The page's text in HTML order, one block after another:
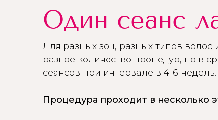
Один сеанс
Для разных зон, разных типов волос
разное количество процедур, но в
сеансов при интервале в 4-6 недель.
Процедура проходит в несколько